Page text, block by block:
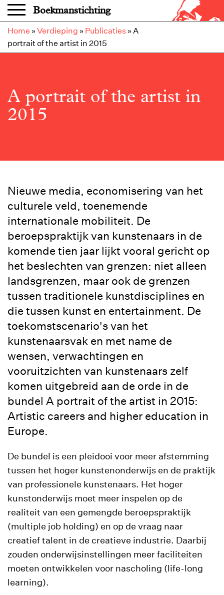
Overslaan en naar de inhoud gaan
Boekmanstichting
Home » Verdieping » Publicaties » A
portrait of the artist in 2015
A portrait of the artist in
2015
Nieuwe media, economisering van het
culturele veld, toenemende
internationale mobiliteit. De
beroepspraktijk van kunstenaars in de
komende tien jaar lijkt vooral gericht op
het beslechten van grenzen: niet alleen
landsgrenzen, maar ook de grenzen
tussen traditionele kunstdisciplines en
die tussen kunst en entertainment. De
toekomstscenario's van het
kunstenaarsvak en met name de
wensen, verwachtingen en
vooruitzichten van kunstenaars zelf
komen uitgebreid aan de orde in de
bundel A portrait of the artist in 2015:
Artistic careers and higher education in
Europe.
De bundel is een pleidooi voor meer afstemming
tussen het hoger kunstenonderwijs en de praktijk
van professionele kunstenaars. Het hoger
kunstonderwijs moet meer inspelen op de
realiteit van een gemengde beroepspraktijk
(multiple job holding) en op de vraag naar
creatief talent in de creatieve industrie. Daarbij
zouden onderwijsinstellingen meer faciliteiten
moeten ontwikkelen voor nascholing (life-long
learning).